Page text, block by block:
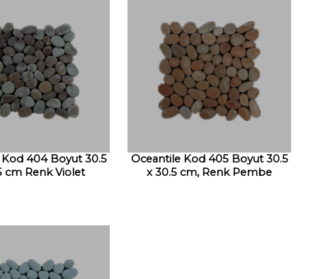
404 Boyut 30.5
cm Renk Violet
Oceantile Kod 405 Boyut 30.5
x 30.5 cm, Renk Pembe